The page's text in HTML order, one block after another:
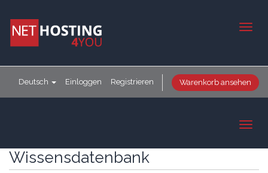
Deutsch Einloggen Registrieren Warenkorb ansehen
Wissensdatenbank